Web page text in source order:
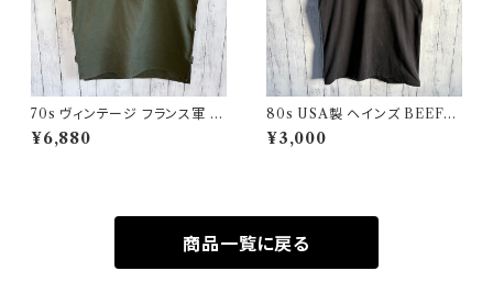
70s ヴィンテージ フランス軍 G
AOベスト ミリタリーベスト ユ
ーロミリタリー
¥6,880
80s USA製 ヘインズ BEEFY
シングルステッチTシャツ ヴィン
テージTシャツ ポケT
¥3,000
商品一覧に戻る